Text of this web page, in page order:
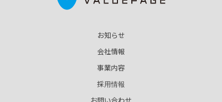
お知らせ
会社情報
事業内容
採用情報
お問い合わせ